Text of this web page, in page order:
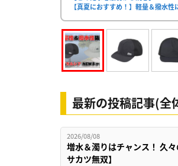
【真夏におすすめ！】軽量＆撥水
最新の投稿記事(全
2026/08/08
増水＆濁りはチャンス！ 久
サカツ無双】